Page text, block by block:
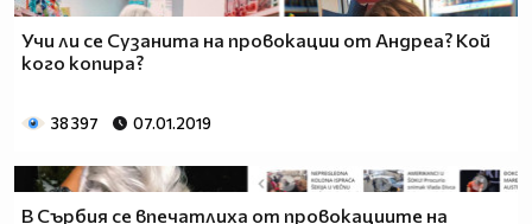
Учи ли се Сузанита на провокации от Андреа? Кой
кого копира?
38 397 07.01.2019
В Сърбия се впечатлиха от провокациите на